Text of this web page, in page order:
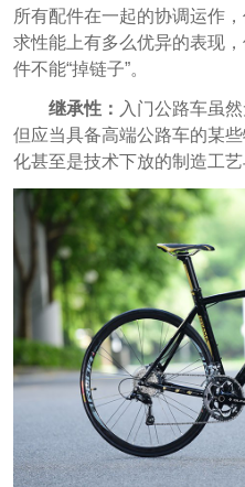
所有配件在一起的协调运作
求性能上有多么优异的表现
件不能“掉链子”。
继承性： 入门公路车虽
但应当具备高端公路车的某
化甚至是技术下放的制造工艺